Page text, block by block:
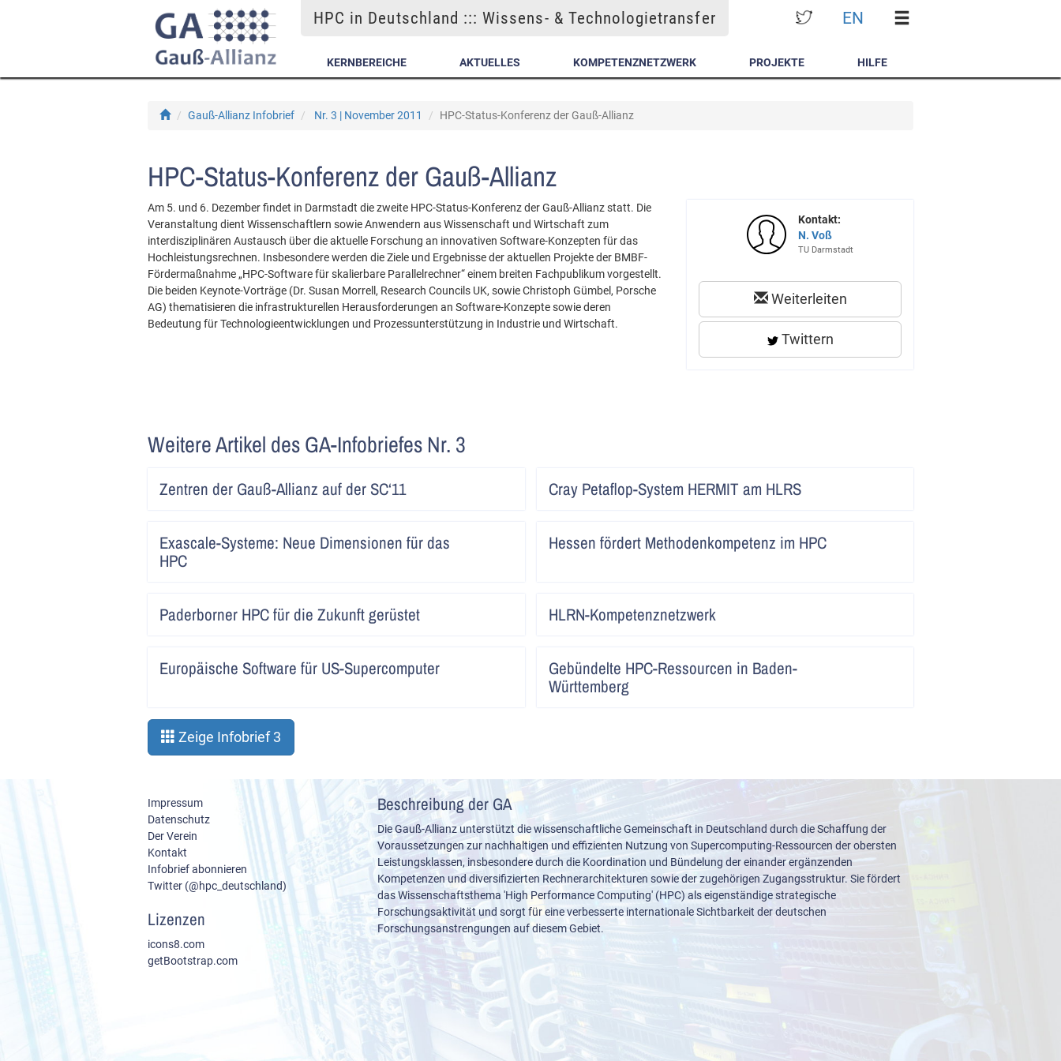
HPC in Deutschland ::: Wissens- & Technologietransfer EN
KERNBEREICHE AKTUELLES KOMPETENZNETZWERK PROJEKTE HILFE
Gauß-Allianz Infobrief Nr. 3 | November 2011 HPC-Status-Konferenz der Gauß-Allianz
HPC-Status-Konferenz der Gauß-Allianz
Am 5. und 6. Dezember findet in Darmstadt die zweite HPC-Status-Konferenz der Gauß-Allianz statt. Die
Veranstaltung dient Wissenschaftlern sowie Anwendern aus Wissenschaft und Wirtschaft zum
interdisziplinären Austausch über die aktuelle Forschung an innovativen Software-Konzepten für das
Hochleistungsrechnen. Insbesondere werden die Ziele und Ergebnisse der aktuellen Projekte der BMBF-
Fördermaßnahme „HPC-Software für skalierbare Parallelrechner“ einem breiten Fachpublikum vorgestellt.
Die beiden Keynote-Vorträge (Dr. Susan Morrell, Research Councils UK, sowie Christoph Gümbel, Porsche
AG) thematisieren die infrastrukturellen Herausforderungen an Software-Konzepte sowie deren
Bedeutung für Technologieentwicklungen und Prozessunterstützung in Industrie und Wirtschaft.
Kontakt:
N. Voß
TU Darmstadt
Weiterleiten
Twittern
Weitere Artikel des GA-Infobriefes Nr. 3
Zentren der Gauß-Allianz auf der SC‘11 Cray Petaflop-System HERMIT am HLRS
Exascale-Systeme: Neue Dimensionen für das
HPC
Hessen fördert Methodenkompetenz im HPC
Paderborner HPC für die Zukunft gerüstet HLRN-Kompetenznetzwerk
Europäische Software für US-Supercomputer Gebündelte HPC-Ressourcen in Baden-
Württemberg
Zeige Infobrief 3
Impressum
Datenschutz
Der Verein
Kontakt
Infobrief abonnieren
Twitter (@hpc_deutschland)
Lizenzen
icons8.com
getBootstrap.com
Beschreibung der GA
Die Gauß-Allianz unterstützt die wissenschaftliche Gemeinschaft in Deutschland durch die Schaffung der
Voraussetzungen zur nachhaltigen und effizienten Nutzung von Supercomputing-Ressourcen der obersten
Leistungsklassen, insbesondere durch die Koordination und Bündelung der einander ergänzenden
Kompetenzen und diversifizierten Rechnerarchitekturen sowie der zugehörigen Zugangsstruktur. Sie fördert
das Wissenschaftsthema 'High Performance Computing' (HPC) als eigenständige strategische
Forschungsaktivität und sorgt für eine verbesserte internationale Sichtbarkeit der deutschen
Forschungsanstrengungen auf diesem Gebiet.